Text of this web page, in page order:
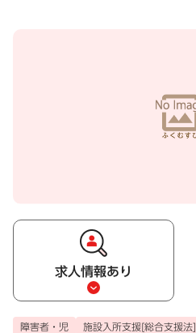
求人情報あり
障害者・児 施設入所支援[総合支援法]